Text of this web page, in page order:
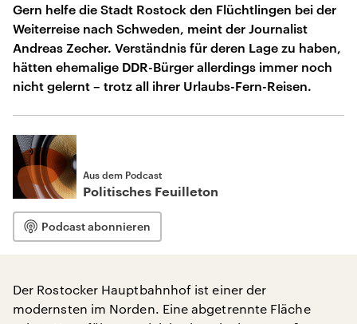
Gern helfe die Stadt Rostock den Flüchtlingen bei der
Weiterreise nach Schweden, meint der Journalist
Andreas Zecher. Verständnis für deren Lage zu haben,
hätten ehemalige DDR-Bürger allerdings immer noch
nicht gelernt – trotz all ihrer Urlaubs-Fern-Reisen.
Aus dem Podcast
Politisches Feuilleton
Podcast abonnieren
Der Rostocker Hauptbahnhof ist einer der
modernsten im Norden. Eine abgetrennte Fläche